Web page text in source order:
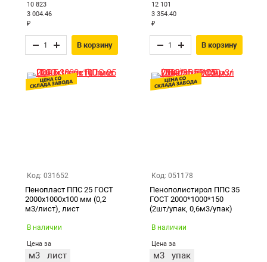
10 823
3 004.46
₽
В корзину
12 101
3 354.40
₽
В корзину
Код: 031652
Пенопласт ППС 25 ГОСТ
2000х1000х100 мм (0,2
м3/лист), лист
В наличии
Цена за
м3 лист
Код: 051178
Пенополистирол ППС 35
ГОСТ 2000*1000*150
(2шт/упак, 0,6м3/упак)
В наличии
Цена за
м3 упак